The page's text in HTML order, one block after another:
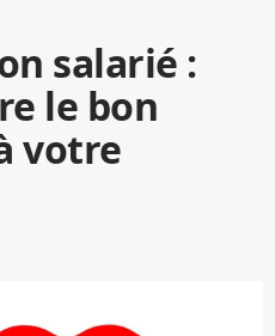
salarié :
le bon
votre